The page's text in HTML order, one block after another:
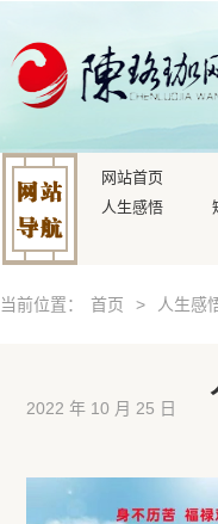
网站首页
人生感悟
当前位置： 首页 > 人生感
2022 年 10 月 25 日